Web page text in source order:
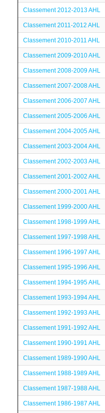
Classement 2012-2013 AHL
Classement 2011-2012 AHL
Classement 2010-2011 AHL
Classement 2009-2010 AHL
Classement 2008-2009 AHL
Classement 2007-2008 AHL
Classement 2006-2007 AHL
Classement 2005-2006 AHL
Classement 2004-2005 AHL
Classement 2003-2004 AHL
Classement 2002-2003 AHL
Classement 2001-2002 AHL
Classement 2000-2001 AHL
Classement 1999-2000 AHL
Classement 1998-1999 AHL
Classement 1997-1998 AHL
Classement 1996-1997 AHL
Classement 1995-1996 AHL
Classement 1994-1995 AHL
Classement 1993-1994 AHL
Classement 1992-1993 AHL
Classement 1991-1992 AHL
Classement 1990-1991 AHL
Classement 1989-1990 AHL
Classement 1988-1989 AHL
Classement 1987-1988 AHL
Classement 1986-1987 AHL